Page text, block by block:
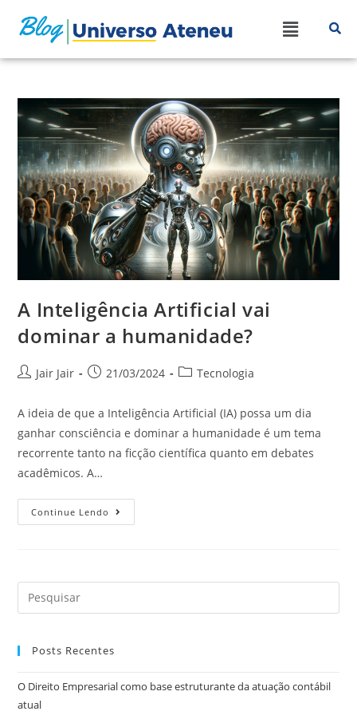
A Inteligência Artificial vai
dominar a humanidade?
Jair Jair 21/03/2024 Tecnologia
A ideia de que a Inteligência Artificial (IA) possa um dia
ganhar consciência e dominar a humanidade é um tema
recorrente tanto na ficção científica quanto em debates
acadêmicos. A…
Continue Lendo
Posts Recentes
O Direito Empresarial como base estruturante da atuação contábil
atual